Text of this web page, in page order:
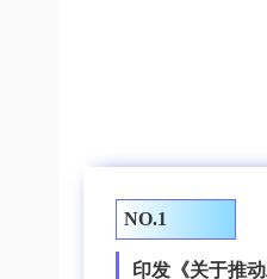
NO.1
印发《关于推